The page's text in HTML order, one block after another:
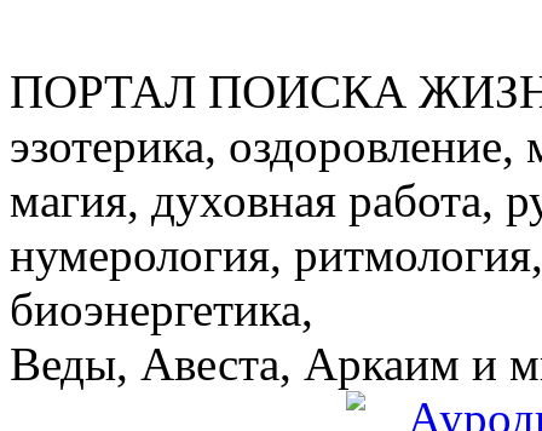
ПОРТАЛ ПОИСКА
эзотерика,
магия, духовная работа,
нумерология,
биоэнергетика,
Веды, Авеста, Аркаим и